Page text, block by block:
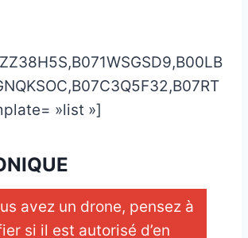
»list »]
avez un drone, pensez à
si il est autorisé d’en